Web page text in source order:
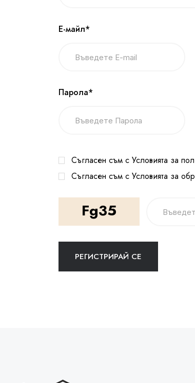
Е-майл*
Парола*
Съгласен съм с Условията за
Съгласен съм с Условията за
Fg35